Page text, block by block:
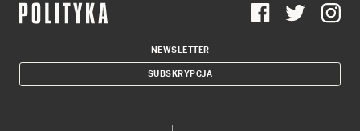
NEWSLETTER
SUBSKRYPCJA